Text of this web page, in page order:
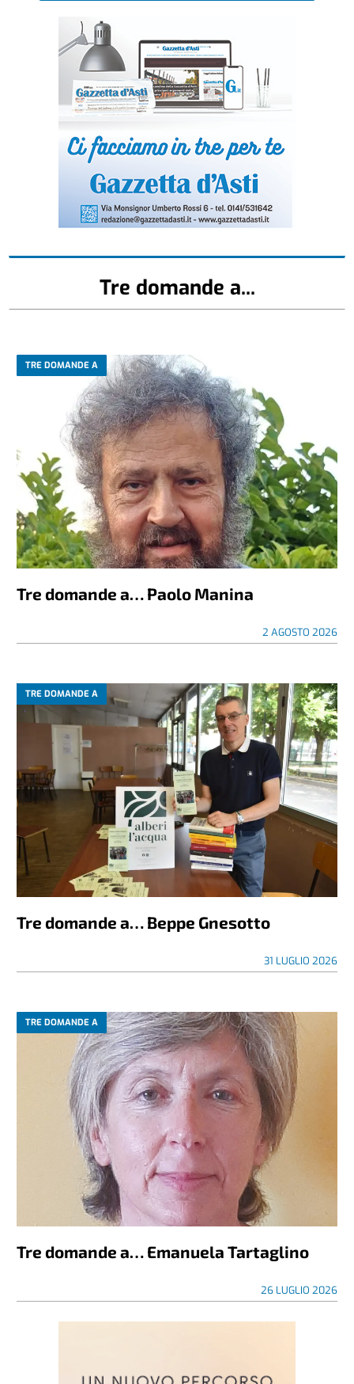
Tre domande a...
TRE DOMANDE A
Tre domande a… Paolo Manina
2 AGOSTO 2026
TRE DOMANDE A
Tre domande a… Beppe Gnesotto
31 LUGLIO 2026
TRE DOMANDE A
Tre domande a… Emanuela Tartaglino
26 LUGLIO 2026